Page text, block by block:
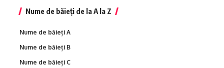
Nume de băieți de la A la Z
Nume de băieți A
Nume de băieți B
Nume de băieți C